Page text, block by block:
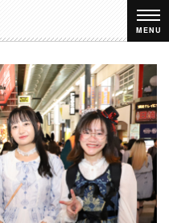
MENU